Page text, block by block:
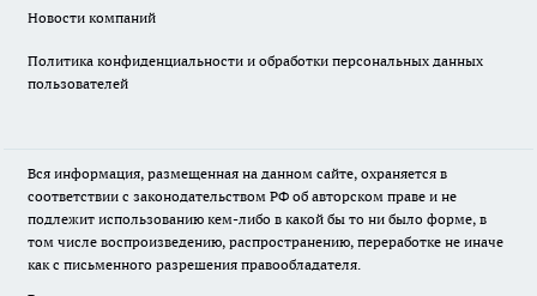
Новости компаний
Политика конфиденциальности и обработки персональных данных
пользователей
Вся информация, размещенная на данном сайте, охраняется в
соответствии с законодательством РФ об авторском праве и не
подлежит использованию кем-либо в какой бы то ни было форме, в
том числе воспроизведению, распространению, переработке не иначе
как с письменного разрешения правообладателя.